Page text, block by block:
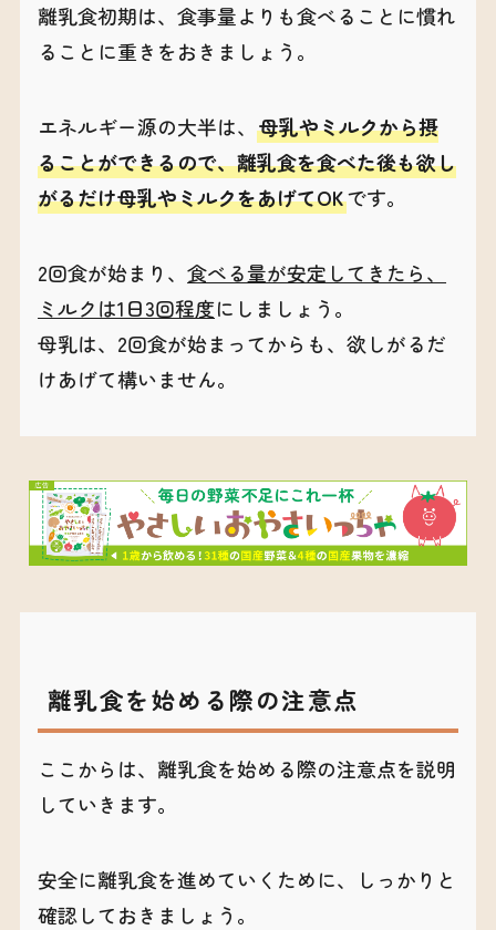
離乳食初期は、食事量よりも食べることに慣れ
ることに重きをおきましょう。
エネルギー源の大半は、母乳やミルクから摂
ることができるので、離乳食を食べた後も欲し
がるだけ母乳やミルクをあげてOKです。
2回食が始まり、食べる量が安定してきたら、
ミルクは1日3回程度にしましょう。
母乳は、2回食が始まってからも、欲しがるだ
けあげて構いません。
離乳食を始める際の注意点
ここからは、離乳食を始める際の注意点を説明
していきます。
安全に離乳食を進めていくために、しっかりと
確認しておきましょう。